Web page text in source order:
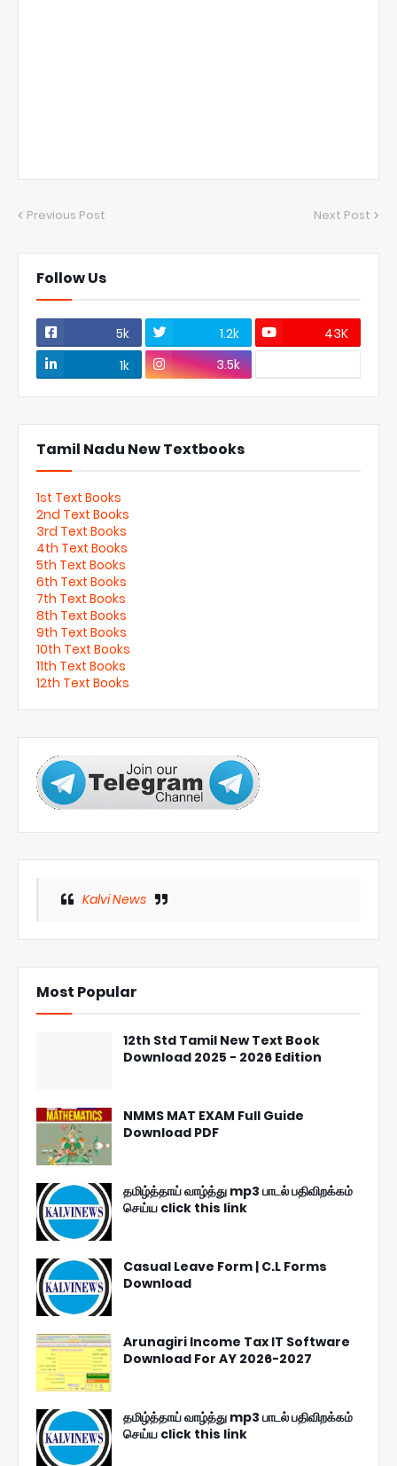
Previous Post Next Post
Follow Us
5k 1.2k
43K
1k
3.5k
Tamil Nadu New Textbooks
1st Text Books
2nd Text Books
3rd Text Books
4th Text Books
5th Text Books
6th Text Books
7th Text Books
8th Text Books
9th Text Books
10th Text Books
11th Text Books
12th Text Books
Kalvi News
Most Popular
12th Std Tamil New Text Book
Download 2025 - 2026 Edition
NMMS MAT EXAM Full Guide
Download PDF
தமிழ்த்தாய் வாழ்த்து mp3 பாடல் பதிவிறக்கம்
செய்ய click this link
Casual Leave Form | C.L Forms
Download
Arunagiri Income Tax IT Software
Download For AY 2026-2027
தமிழ்த்தாய் வாழ்த்து mp3 பாடல் பதிவிறக்கம்
செய்ய click this link